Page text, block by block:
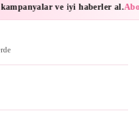
ve iyi haberler al.